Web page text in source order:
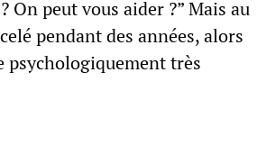
On peut vous aider ?” Mais au
pendant des années, alors
psychologiquement très